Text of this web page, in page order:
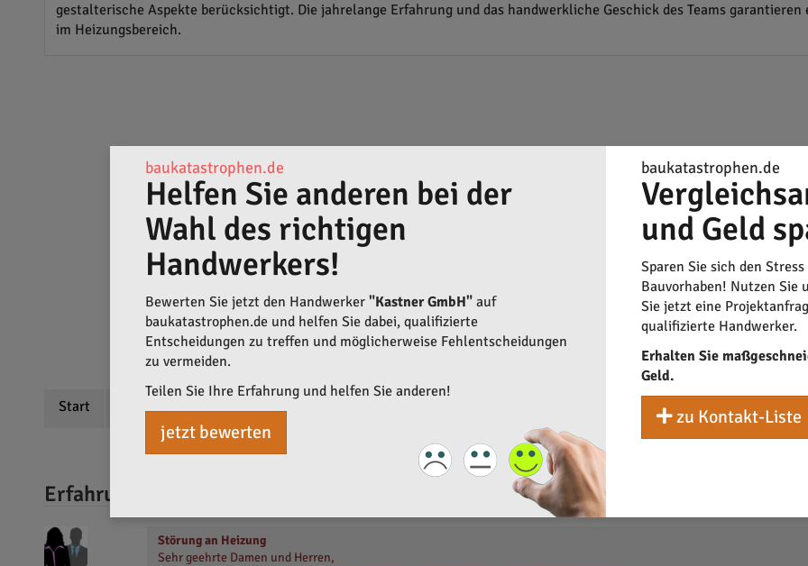
gestalterische Aspekte berücksichtigt. Die jahrelange Erfahrung und das handwerkliche Geschick des Teams
im Heizungsbereich.
Start Beschreibung Bewertungen
Erfahrungen mit Kastner GmbH
Störung an Heizung
Sehr geehrte Damen und Herren,
baukatastrophen.de
Helfen Sie anderen bei der
Wahl des richtigen
Handwerkers!
Bewerten Sie jetzt den Handwerker "Kastner GmbH" auf
baukatastrophen.de und helfen Sie dabei, qualifizierte
Entscheidungen zu treffen und möglicherweise Fehlentscheidungen
zu vermeiden.
Teilen Sie Ihre Erfahrung und helfen Sie anderen!
jetzt bewerten
baukatastrophen.de
und Geld
Sparen Sie sich den
Bauvorhaben! Nutzen Sie
Sie jetzt eine
qualifizierte Handwerker.
Erhalten Sie
Geld.
zu Kontakt-Liste